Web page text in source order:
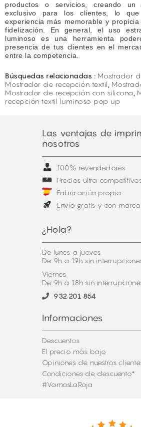
productos o servicios, creando un
exclusivo para los clientes, lo
experiencia más memorable y
fidelización. En general, el uso
luminoso es una herramienta
presencia de tus clientes en el
entre la competencia.
Búsquedas relacionadas : Mostrador
Mostrador de recepción textil
Mostrador de recepción con silicona
recepción textil luminoso pop up
Las ventajas de
nosotros
100% revendedores
Precios ultra
Fabricación propia
Envío gratis y con
¿Hola?
De lunes a jueves
De 9h a 19h sin
Viernes
De 9h a 18h sin
932 201 854
Informaciones
Descuentos
El precio más bajo
Opiniones de nuestros
Condiciones de descuento*
#VamosLaRoja